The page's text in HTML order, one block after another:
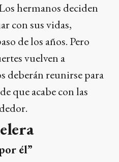
hermanos deciden
con sus vidas,
de los años. Pero
vuelven a
deberán reunirse para
que acabe con las
él”